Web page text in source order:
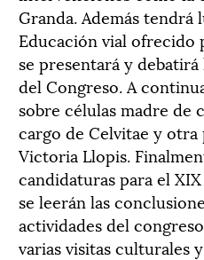
Granda. Además tendrá
Educación vial ofrecido
se presentará y
del Congreso. A
sobre células madre de
cargo de Celvitae y otra
Victoria Llopis.
candidaturas para el
se leerán las
actividades del
varias visitas culturales